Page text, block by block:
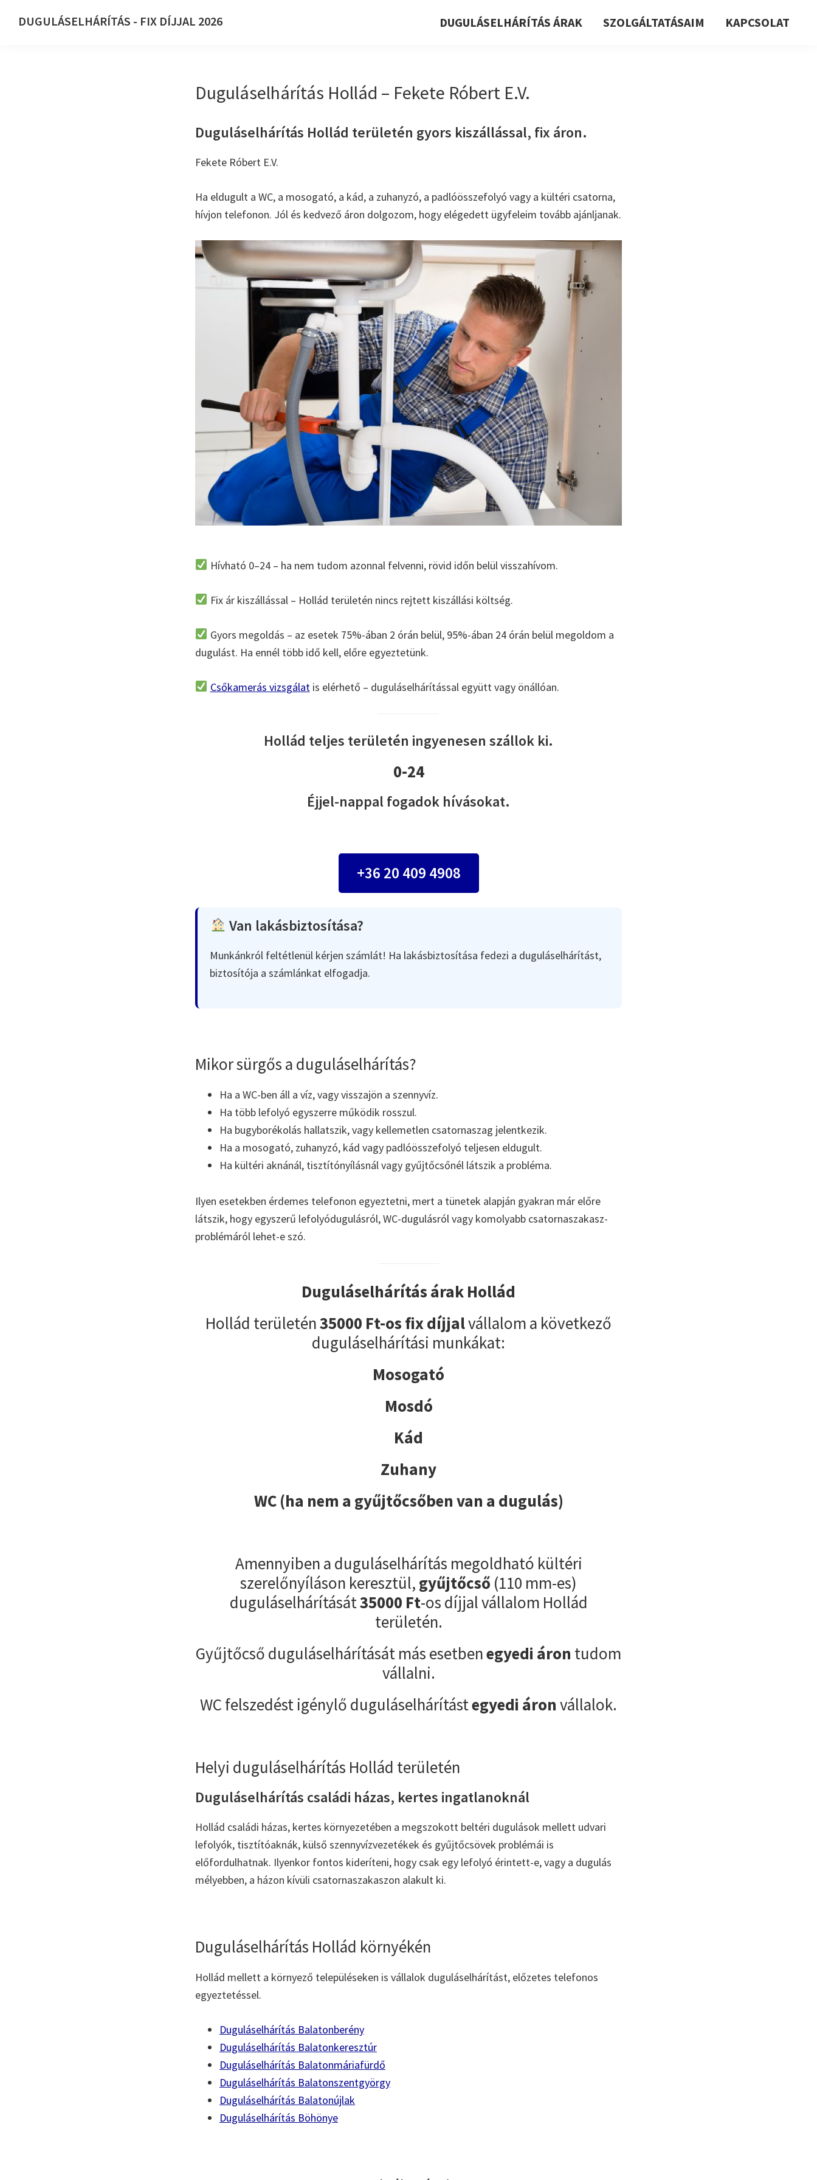
DUGULÁSELHÁRÍTÁS - FIX DÍJJAL 2026 DUGULÁSELHÁRÍTÁS ÁRAK SZOLGÁLTATÁSAIM KAPCSOLAT
Duguláselhárítás Hollád – Fekete Róbert E.V.
Duguláselhárítás Hollád területén gyors kiszállással, fix áron.
Fekete Róbert E.V.
Ha eldugult a WC, a mosogató, a kád, a zuhanyzó, a padlóösszefolyó vagy a kültéri csatorna,
hívjon telefonon. Jól és kedvező áron dolgozom, hogy elégedett ügyfeleim tovább ajánljanak.
Hívható 0–24 – ha nem tudom azonnal felvenni, rövid időn belül visszahívom.
Fix ár kiszállással – Hollád területén nincs rejtett kiszállási költség.
Gyors megoldás – az esetek 75%-ában 2 órán belül, 95%-ában 24 órán belül megoldom a
dugulást. Ha ennél több idő kell, előre egyeztetünk.
Csőkamerás vizsgálat is elérhető – duguláselhárítással együtt vagy önállóan.
Hollád teljes területén ingyenesen szállok ki.
0-24
Éjjel-nappal fogadok hívásokat.
+36 20 409 4908
Van lakásbiztosítása?
Munkánkról feltétlenül kérjen számlát! Ha lakásbiztosítása fedezi a duguláselhárítást,
biztosítója a számlánkat elfogadja.
Mikor sürgős a duguláselhárítás?
Ha a WC-ben áll a víz, vagy visszajön a szennyvíz.
Ha több lefolyó egyszerre működik rosszul.
Ha bugyborékolás hallatszik, vagy kellemetlen csatornaszag jelentkezik.
Ha a mosogató, zuhanyzó, kád vagy padlóösszefolyó teljesen eldugult.
Ha kültéri aknánál, tisztítónyílásnál vagy gyűjtőcsőnél látszik a probléma.
Ilyen esetekben érdemes telefonon egyeztetni, mert a tünetek alapján gyakran már előre
látszik, hogy egyszerű lefolyódugulásról, WC-dugulásról vagy komolyabb csatornaszakasz-
problémáról lehet-e szó.
Duguláselhárítás árak Hollád
Hollád területén35000 Ft-os fix díjjalvállalom a következő
duguláselhárítási munkákat:
Mosogató
Mosdó
Kád
Zuhany
WC (ha nem a gyűjtőcsőben van a dugulás)
Amennyiben a duguláselhárítás megoldható kültéri
szerelőnyíláson keresztül, gyűjtőcső (110 mm-es)
duguláselhárítását35000 Ft-os díjjal vállalom Hollád
területén.
Gyűjtőcső duguláselhárítását más esetbenegyedi áron tudom
vállalni.
WC felszedést igénylő duguláselhárítástegyedi áron vállalok.
Helyi duguláselhárítás Hollád területén
Duguláselhárítás családi házas, kertes ingatlanoknál
Hollád családi házas, kertes környezetében a megszokott beltéri dugulások mellett udvari
lefolyók, tisztítóaknák, külső szennyvízvezetékek és gyűjtőcsövek problémái is
előfordulhatnak. Ilyenkor fontos kideríteni, hogy csak egy lefolyó érintett-e, vagy a dugulás
mélyebben, a házon kívüli csatornaszakaszon alakult ki.
Duguláselhárítás Hollád környékén
Hollád mellett a környező településeken is vállalok duguláselhárítást, előzetes telefonos
egyeztetéssel.
Duguláselhárítás Balatonberény
Duguláselhárítás Balatonkeresztúr
Duguláselhárítás Balatonmáriafürdő
Duguláselhárítás Balatonszentgyörgy
Duguláselhárítás Balatonújlak
Duguláselhárítás Böhönye